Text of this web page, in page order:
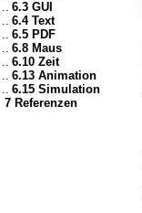
.. 6.3 GUI
.. 6.4 Text
.. 6.5 PDF
.. 6.8 Maus
.. 6.10 Zeit
.. 6.13 Animation
.. 6.15 Simulation
7 Referenzen